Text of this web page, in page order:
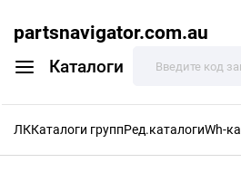
partsnavigator.com.au
Каталоги
ЛККаталоги группРед.каталогиWh-